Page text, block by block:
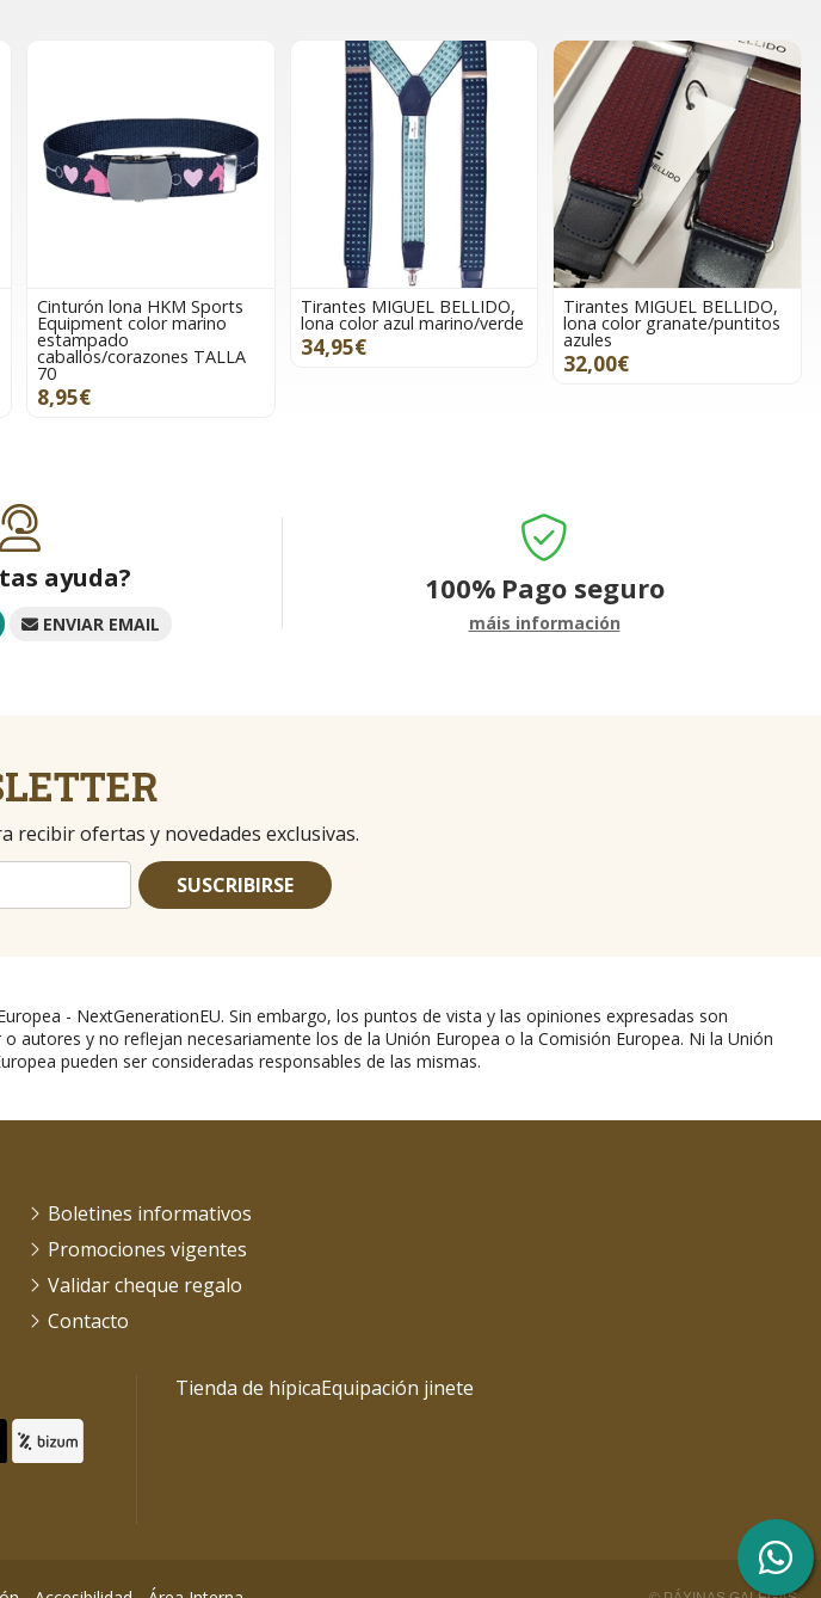
Cinturón lona HKM Sports
Equipment color marino
estampado
caballos/corazones TALLA
70
8,95€
Tirantes MIGUEL BELLIDO,
lona color azul marino/verde
34,95€
Tirantes MIGUEL BELLIDO,
lona color granate/puntitos
azules
32,00€
ayuda?
ENVIAR EMAIL
100% Pago seguro
máis información
recibir ofertas y novedades exclusivas.
SUSCRIBIRSE
- NextGenerationEU. Sin embargo, los puntos de vista y las opiniones expresadas son
autores y no reflejan necesariamente los de la Unión Europea o la Comisión Europea. Ni la Unión
pueden ser consideradas responsables de las mismas.
Boletines informativos
Promociones vigentes
Validar cheque regalo
Contacto
Tienda de hípicaEquipación jinete